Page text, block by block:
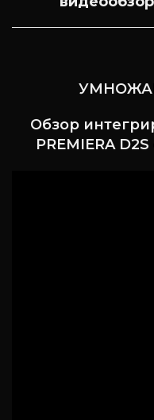
Обзор
PREMIERA D2S